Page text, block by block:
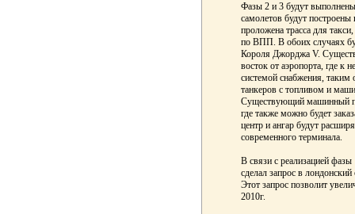
Фазы 2 и 3 будут
самолетов будут
проложена трасса для
по ВПП. В обоих случаях
Короля Джорджа V.
восток от аэропорта, где к
системой снабжения, таким
танкеров с топливом и
Существующий машинный
где также можно будет
центр и ангар будут
современного терминала.
В связи с реализацией
сделал запрос в
Этот запрос позволит
2010г.